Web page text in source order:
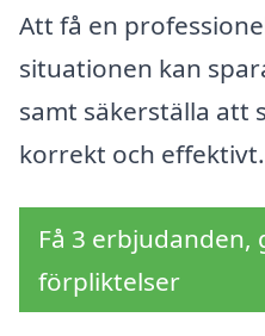
Att få en
situationen kan
samt säkerställa att
korrekt och effektivt.
Få 3 erbjudanden,
förpliktelser